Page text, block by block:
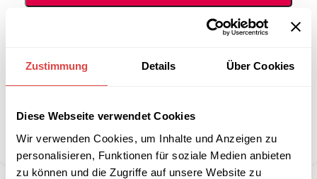
Zustimmung Details Über Cookies
Diese Webseite verwendet Cookies
Wir verwenden Cookies, um Inhalte und Anzeigen zu
personalisieren, Funktionen für soziale Medien anbieten
zu können und die Zugriffe auf unsere Website zu
Stückzahlen?
Kategorie: Waffel-, Pancake- & Crepeeisen
Teilen: